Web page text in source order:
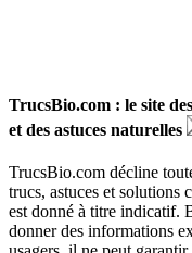
TrucsBio.com : le site
et des astuces naturelles
TrucsBio.com décline
trucs, astuces et solutions
est donné à titre indicatif.
donner des informations